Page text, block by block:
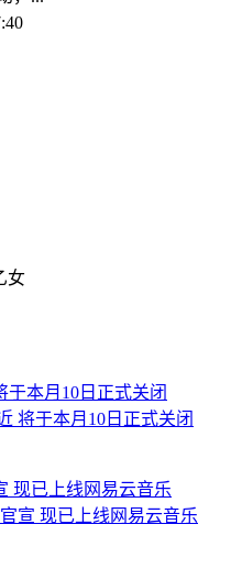
女
将于本月10日正式关闭
宣 现已上线网易云音乐